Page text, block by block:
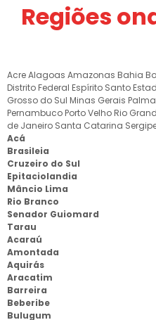
Regiões
AcreAlagoas Amazonas Bahia
Distrito Federal Espírito Santo
Grosso do Sul Minas Gerais
Pernambuco Porto Velho Rio
de Janeiro Santa Catarina
Acá
Brasileia
Cruzeiro do Sul
Epitaciolandia
Mâncio Lima
Rio Branco
Senador Guiomard
Tarau
Acaraú
Amontada
Aquirás
Aracatim
Barreira
Beberibe
Bulugum